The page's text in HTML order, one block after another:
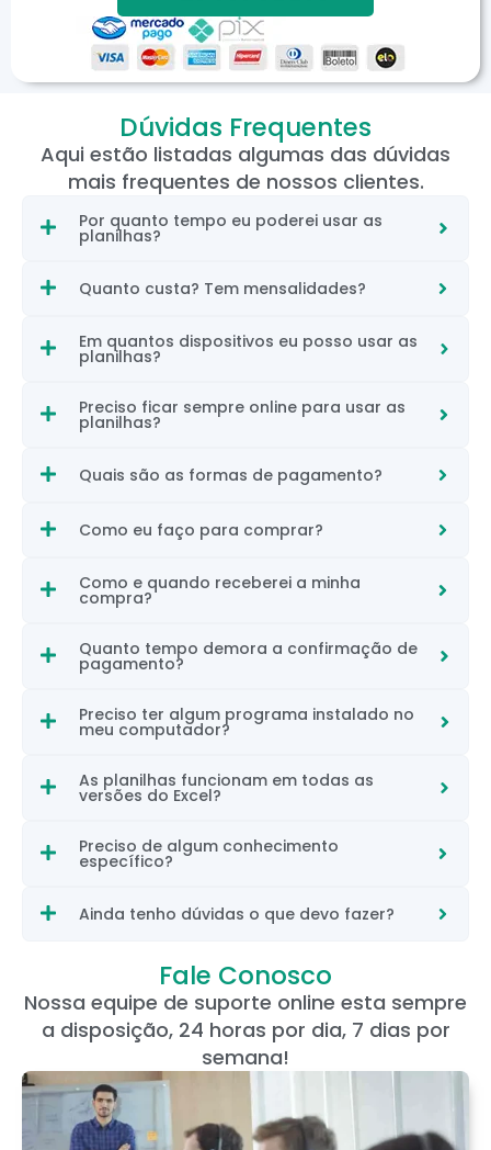
Dúvidas Frequentes
Aqui estão listadas algumas das dúvidas
mais frequentes de nossos clientes.
Por quanto tempo eu poderei usar as
planilhas?
Quanto custa? Tem mensalidades?
Em quantos dispositivos eu posso usar as
planilhas?
Preciso ficar sempre online para usar as
planilhas?
Quais são as formas de pagamento?
Como eu faço para comprar?
Como e quando receberei a minha
compra?
Quanto tempo demora a confirmação de
pagamento?
Preciso ter algum programa instalado no
meu computador?
As planilhas funcionam em todas as
versões do Excel?
Preciso de algum conhecimento
específico?
Ainda tenho dúvidas o que devo fazer?
Fale Conosco
Nossa equipe de suporte online esta sempre
a disposição, 24 horas por dia, 7 dias por
semana!